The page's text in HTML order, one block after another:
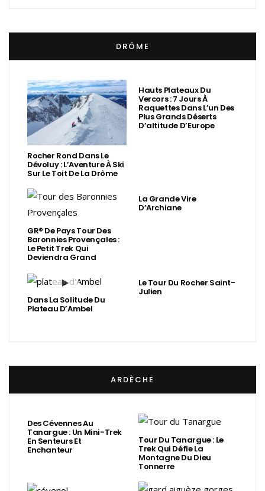
DRÔME
Rocher Rond Dans Le
Dévoluy : L’Aventure À Ski
Sur Le Toit De La Drôme
Hauts Plateaux Du
Vercors : 7 Jours À
Raquettes Dans L’un Des
Plus Grands Déserts
D’altitude D’Europe
GR® De Pays Tour Des
Baronnies Provençales :
Le Petit Trek Qui
Deviendra Grand
La Grande Vire
D’Archiane
Dans La Solitude Du
Plateau D’Ambel
Le Tour Du Rocher Saint-
Julien
ARDÈCHE
Des Cévennes Au
Tanargue : Un Mini-Trek
En Senteurs Et
Enchanteur
Tour Du Tanargue : Le
Trek Qui Défie La
Montagne Du Dieu
Tonnerre